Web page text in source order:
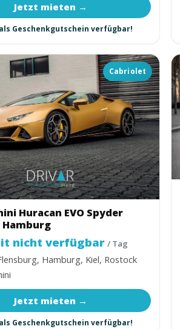
Jetzt mieten →
Geschenkgutschein verfügbar!
Cabriolet
Huracan EVO Spyder
nicht verfügbar / Tag
Hamburg, Kiel, Rostock
Jetzt mieten →
Geschenkgutschein verfügbar!